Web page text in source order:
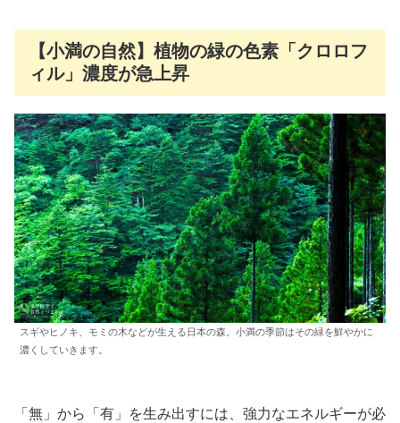
【小満の自然】植物の緑の色素「クロロフ
ィル」濃度が急上昇
スギやヒノキ、モミの木などが生える日本の森。小満の季節はその緑を鮮やかに
濃くしていきます。
「無」から「有」を生み出すには、強力なエネルギーが必